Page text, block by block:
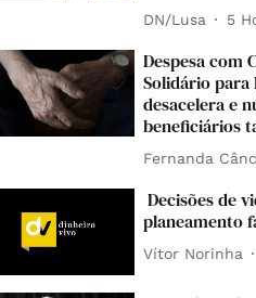
DN/Lusa 5
Despesa com
Solidário para
desacelera e
beneficiários
Fernanda
Decisões de
planeamento
Vítor Norinha